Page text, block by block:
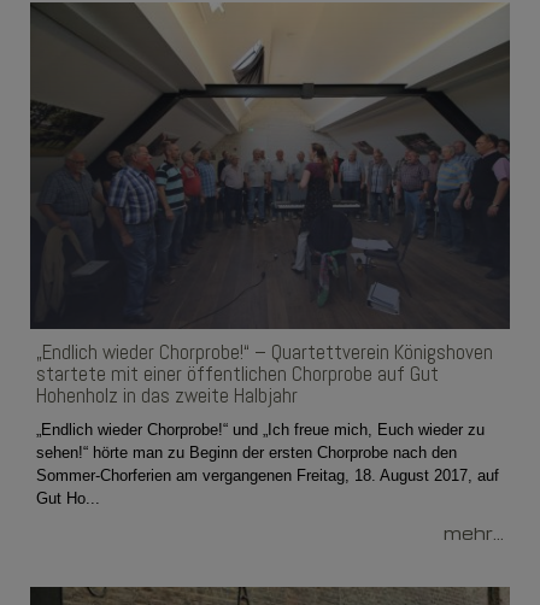
„Endlich wieder Chorprobe!“ – Quartettverein Königshoven
startete mit einer öffentlichen Chorprobe auf Gut
Hohenholz in das zweite Halbjahr
„Endlich wieder Chorprobe!“ und „Ich freue mich, Euch wieder zu
sehen!“ hörte man zu Beginn der ersten Chorprobe nach den
Sommer-Chorferien am vergangenen Freitag, 18. August 2017, auf
Gut Ho...
mehr...